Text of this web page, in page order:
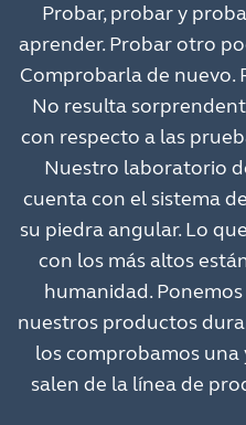
Probar, probar y
aprender. Probar otro
Comprobarla de nuevo.
No resulta
con respecto a las
Nuestro laboratorio
cuenta con el sistema
su piedra angular. Lo
con los más altos
humanidad.
nuestros productos
los comprobamos una
salen de la línea de